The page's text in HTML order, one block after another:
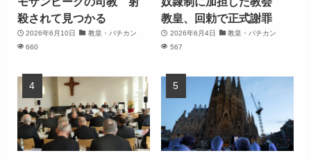
殺されて見つかる
2026年6月10日
教皇・バチカン
660
教皇、回勅で正式謝罪
2026年6月4日
教皇・バチカン
567